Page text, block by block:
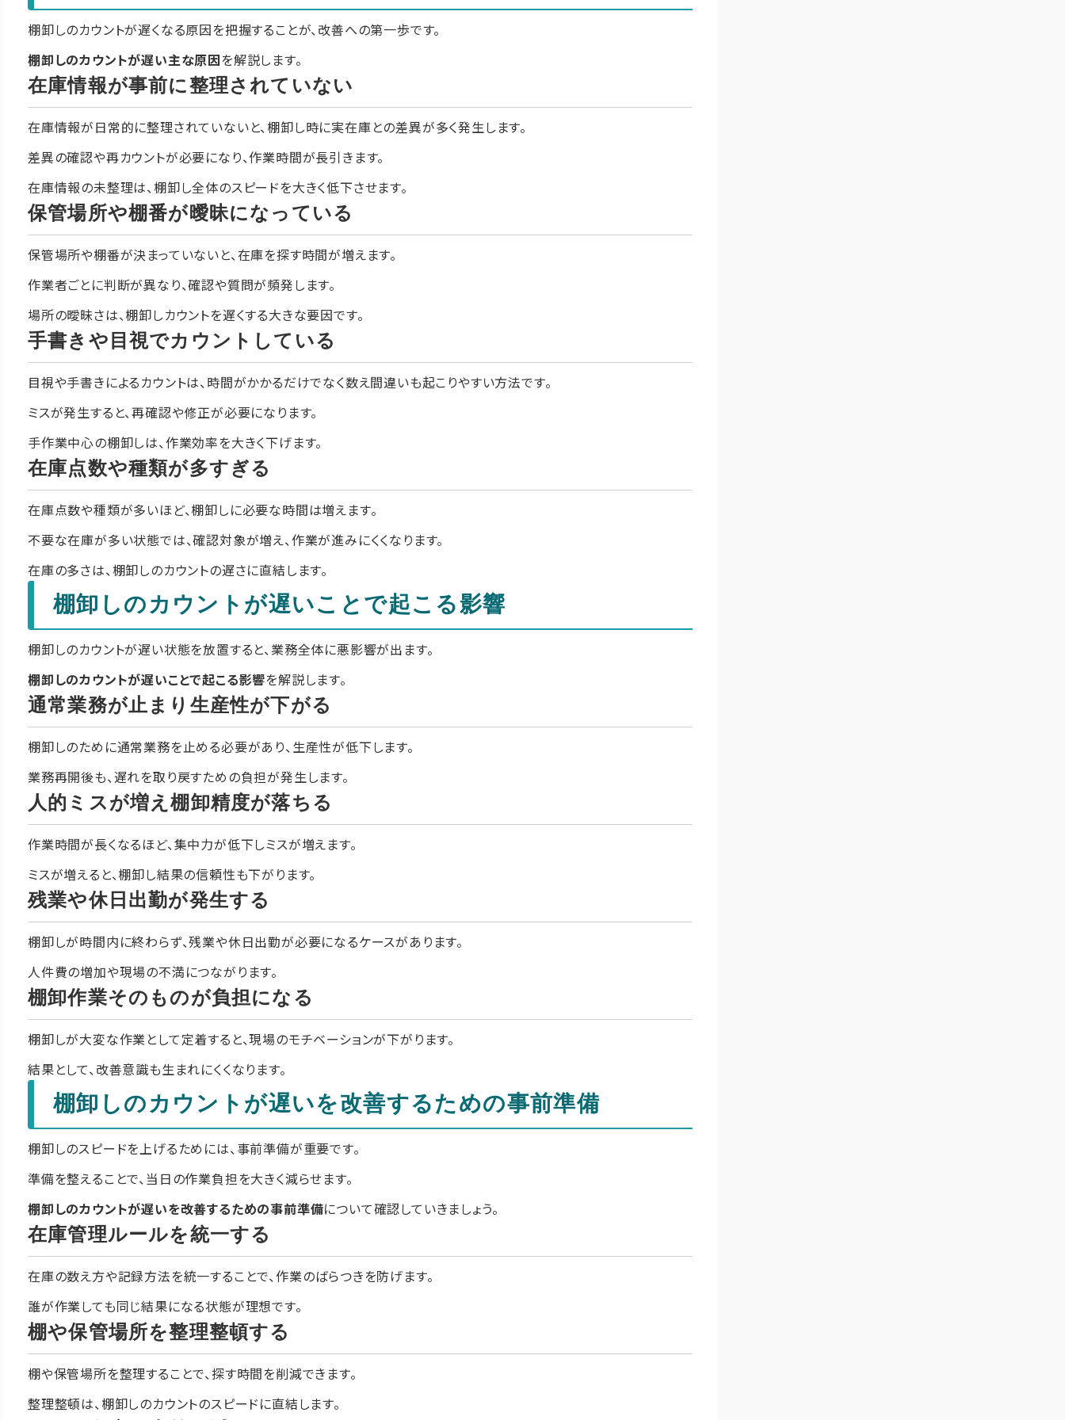
棚卸しのカウントが遅くなる原因を把握することが、改善への第一歩です。
棚卸しのカウントが遅い主な原因を解説します。
在庫情報が事前に整理されていない
在庫情報が日常的に整理されていないと、棚卸し時に実在庫との差異が多く発生します。
差異の確認や再カウントが必要になり、作業時間が長引きます。
在庫情報の未整理は、棚卸し全体のスピードを大きく低下させます。
保管場所や棚番が曖昧になっている
保管場所や棚番が決まっていないと、在庫を探す時間が増えます。
作業者ごとに判断が異なり、確認や質問が頻発します。
場所の曖昧さは、棚卸しカウントを遅くする大きな要因です。
手書きや目視でカウントしている
目視や手書きによるカウントは、時間がかかるだけでなく数え間違いも起こりやすい方法です。
ミスが発生すると、再確認や修正が必要になります。
手作業中心の棚卸しは、作業効率を大きく下げます。
在庫点数や種類が多すぎる
在庫点数や種類が多いほど、棚卸しに必要な時間は増えます。
不要な在庫が多い状態では、確認対象が増え、作業が進みにくくなります。
在庫の多さは、棚卸しのカウントの遅さに直結します。
棚卸しのカウントが遅いことで起こる影響
棚卸しのカウントが遅い状態を放置すると、業務全体に悪影響が出ます。
棚卸しのカウントが遅いことで起こる影響を解説します。
通常業務が止まり生産性が下がる
棚卸しのために通常業務を止める必要があり、生産性が低下します。
業務再開後も、遅れを取り戻すための負担が発生します。
人的ミスが増え棚卸精度が落ちる
作業時間が長くなるほど、集中力が低下しミスが増えます。
ミスが増えると、棚卸し結果の信頼性も下がります。
残業や休日出勤が発生する
棚卸しが時間内に終わらず、残業や休日出勤が必要になるケースがあります。
人件費の増加や現場の不満につながります。
棚卸作業そのものが負担になる
棚卸しが大変な作業として定着すると、現場のモチベーションが下がります。
結果として、改善意識も生まれにくくなります。
棚卸しのカウントが遅いを改善するための事前準備
棚卸しのスピードを上げるためには、事前準備が重要です。
準備を整えることで、当日の作業負担を大きく減らせます。
棚卸しのカウントが遅いを改善するための事前準備について確認していきましょう。
在庫管理ルールを統一する
在庫の数え方や記録方法を統一することで、作業のばらつきを防げます。
誰が作業しても同じ結果になる状態が理想です。
棚や保管場所を整理整頓する
棚や保管場所を整理することで、探す時間を削減できます。
整理整頓は、棚卸しのカウントのスピードに直結します。